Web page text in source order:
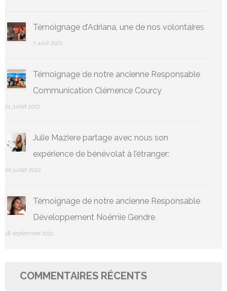
Témoignage d’Adriana, une de nos volontaires
7 août 2022
Témoignage de notre ancienne Responsable
Communication Clémence Courcy
21 juillet 2022
Julie Maziere partage avec nous son
expérience de bénévolat à l’étranger:
20 juillet 2022
Témoignage de notre ancienne Responsable
Développement Noémie Gendre
18 septembre 2021
COMMENTAIRES RÉCENTS